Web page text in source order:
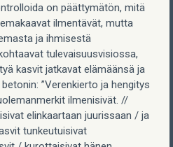
on päättymätön, mitä
ilmentävät, mutta
ja ihmisestä
tulevaisuusvisiossa,
kasvit jatkavat elämäänsä ja
”Verenkierto ja hengitys
ilmenisivät. //
elinkaartaan juurissaan / ja
tunkeutuisivat